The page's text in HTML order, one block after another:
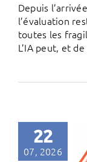
Depuis
l’évaluation
toutes les
L’IA peut, et
22
07, 2026